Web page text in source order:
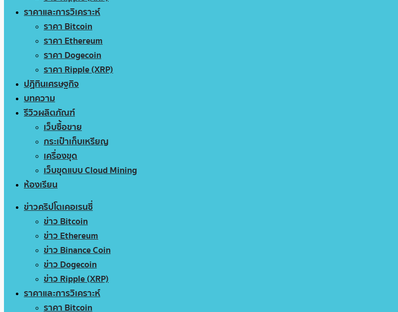
ราคาและการวิเคราะห์
ราคา Bitcoin
ราคา Ethereum
ราคา Dogecoin
ราคา Ripple (XRP)
ปฏิทินเศรษฐกิจ
บทความ
รีวิวผลิตภัณฑ์
เว็บซื้อขาย
กระเป๋าเก็บเหรียญ
เครื่องขุด
เว็บขุดแบบ Cloud Mining
ห้องเรียน
ข่าวคริปโตเคอเรนซี่
ข่าว Bitcoin
ข่าว Ethereum
ข่าว Binance Coin
ข่าว Dogecoin
ข่าว Ripple (XRP)
ราคาและการวิเคราะห์
ราคา Bitcoin